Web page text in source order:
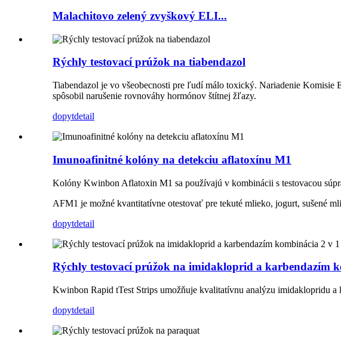
Malachitovo zelený zvyškový ELI...
Rýchly testovací prúžok na tiabendazol
Tiabendazol je vo všeobecnosti pre ľudí málo toxický. Nariadenie Komisie
spôsobil narušenie rovnováhy hormónov štítnej žľazy.
dopytdetail
Imunoafinitné kolóny na detekciu aflatoxínu M1
Kolóny Kwinbon Aflatoxin M1 sa používajú v kombinácii s testovacou
AFM1 je možné kvantitatívne otestovať pre tekuté mlieko, jogurt, sušené
dopytdetail
Rýchly testovací prúžok na imidakloprid a karbendazím
Kwinbon Rapid tTest Strips umožňuje kvalitatívnu analýzu imidaklopridu
dopytdetail